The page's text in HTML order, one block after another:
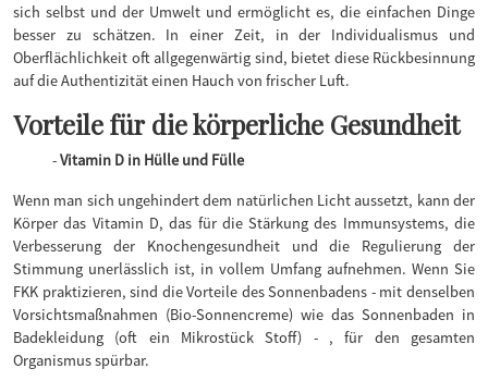
sich selbst und der Umwelt und ermöglicht es, die einfachen Dinge
besser zu schätzen. In einer Zeit, in der Individualismus und
Oberflächlichkeit oft allgegenwärtig sind, bietet diese Rückbesinnung
auf die Authentizität einen Hauch von frischer Luft.
Vorteile für die körperliche Gesundheit
-Vitamin D in Hülle und Fülle
Wenn man sich ungehindert dem natürlichen Licht aussetzt, kann der
Körper das Vitamin D, das für die Stärkung des Immunsystems, die
Verbesserung der Knochengesundheit und die Regulierung der
Stimmung unerlässlich ist, in vollem Umfang aufnehmen. Wenn Sie
FKK praktizieren, sind die Vorteile des Sonnenbadens - mit denselben
Vorsichtsmaßnahmen (Bio-Sonnencreme) wie das Sonnenbaden in
Badekleidung (oft ein Mikrostück Stoff) - , für den gesamten
Organismus spürbar.